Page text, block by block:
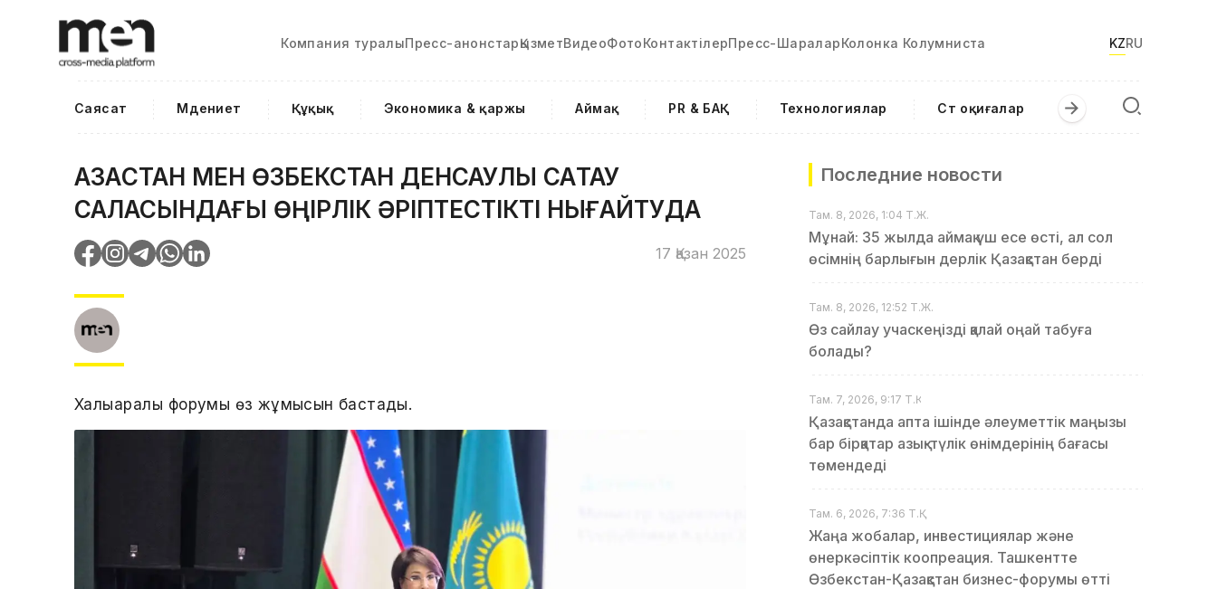
Компания туралыПресс-анонстарҚызметВидеоФотоКонтактілерПресс-ШараларКолонка Колумниста KZRU
Саясат Мәдениет Құқық Экономика & қаржы Аймақ PR & БАҚ Технологиялар Сәт оқиғалар
ҚАЗАҚСТАН МЕН ӨЗБЕКСТАН ДЕНСАУЛЫҚ САҚТАУ
САЛАСЫНДАҒЫ ӨҢІРЛІК ӘРІПТЕСТІКТІ НЫҒАЙТУДА
17 Қазан 2025
Халықаралық форумы өз жұмысын бастады.
Последние новости
Там. 8, 2026, 1:04 Т.Ж.
Мұнай: 35 жылда аймақ үш есе өсті, ал сол
өсімнің барлығын дерлік Қазақстан берді
Там. 8, 2026, 12:52 Т.Ж.
Өз сайлау учаскеңізді қалай оңай табуға
болады?
Там. 7, 2026, 9:17 Т.Қ.
Қазақстанда апта ішінде әлеуметтік маңызы
бар бірқатар азық-түлік өнімдерінің бағасы
төмендеді
Там. 6, 2026, 7:36 Т.Қ.
Жаңа жобалар, инвестициялар және
өнеркәсіптік коопреация. Ташкентте
Өзбекстан-Қазақстан бизнес-форумы өтті